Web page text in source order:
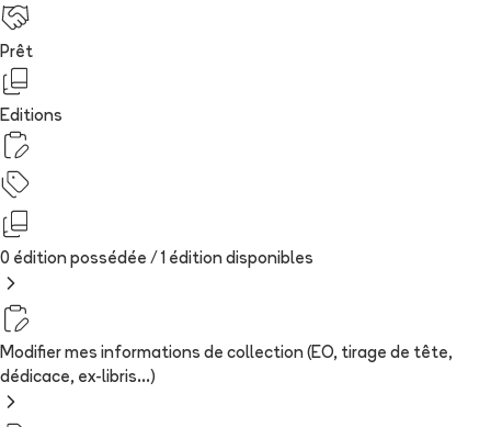
Prêt
Editions
0 édition possédée / 1 édition disponibles
Modifier mes informations de collection (EO, tirage de tête,
dédicace, ex-libris...)